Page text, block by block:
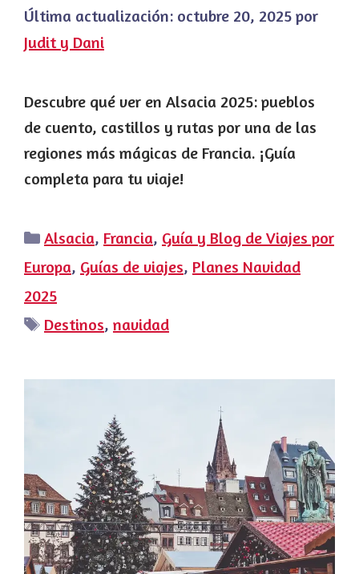
Última actualización: octubre 20, 2025 por
Judit y Dani
Descubre qué ver en Alsacia 2025: pueblos
de cuento, castillos y rutas por una de las
regiones más mágicas de Francia. ¡Guía
completa para tu viaje!
Categorías
Alsacia, Francia, Guía y Blog de Viajes por
Europa, Guías de viajes, Planes Navidad
2025
Etiquetas
Destinos, navidad